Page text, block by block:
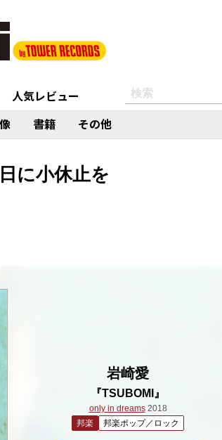
人気レビュー
書籍 その他
に小休止を
岩崎愛
『TSUBOMI』
only in dreams2018
邦楽
邦楽ポップ／ロック